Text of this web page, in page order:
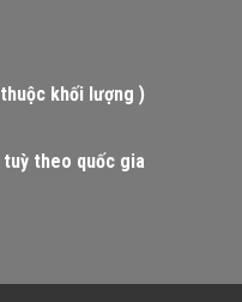
khối lượng )
theo quốc gia